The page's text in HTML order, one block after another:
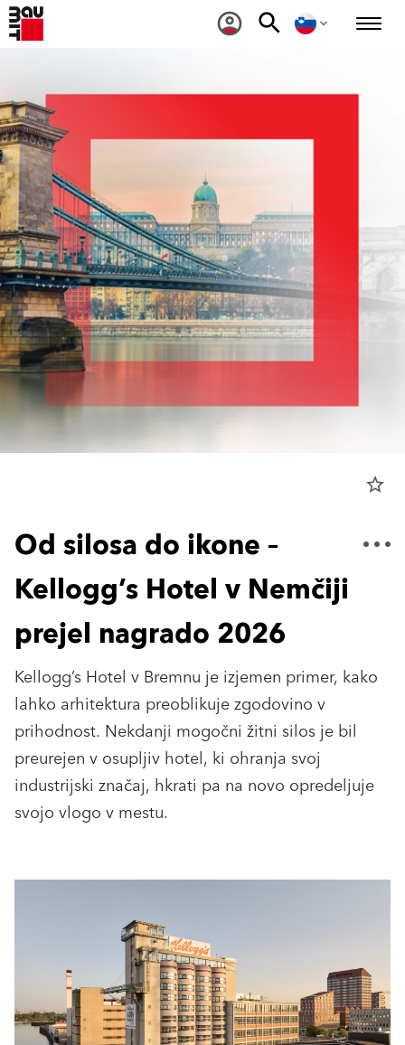
star_border
Od silosa do ikone –
Kellogg’s Hotel v Nemčiji
prejel nagrado 2026
Kellogg’s Hotel v Bremnu je izjemen primer, kako
lahko arhitektura preoblikuje zgodovino v
prihodnost. Nekdanji mogočni žitni silos je bil
preurejen v osupljiv hotel, ki ohranja svoj
industrijski značaj, hkrati pa na novo opredeljuje
svojo vlogo v mestu.